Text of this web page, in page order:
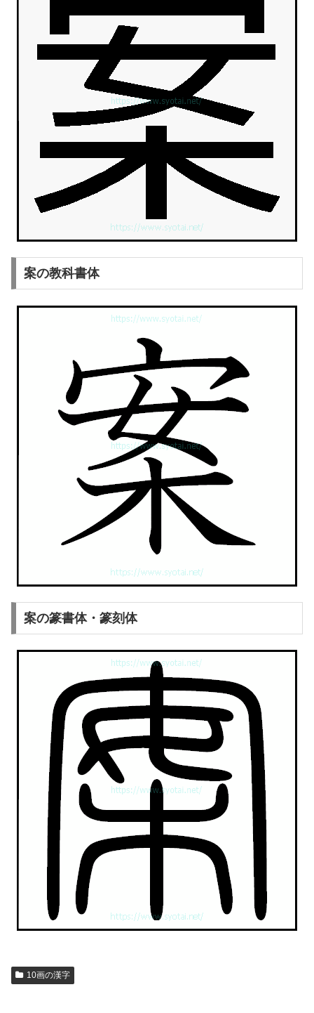
案の教科書体
案の篆書体・篆刻体
10画の漢字